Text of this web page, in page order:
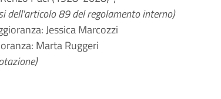
dell'articolo 89 del regolamento interno)
Jessica Marcozzi
Marta Ruggeri